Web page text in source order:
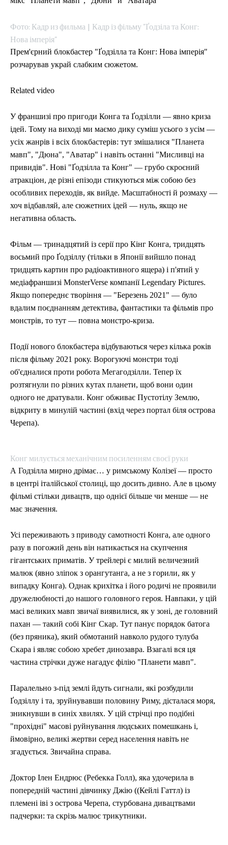
ЕКОНОМІКА СПОРТ ТЕХНОЛОГІЇ
ЕКОНОМІКА СПОРТ ТЕХНОЛОГІЇ
СВІТ ЕКОНОМІКА
СВІТ ЕКОНОМІКА
Фото: Кадр из фильма | Кадр із фільму "Ґодзіла та Конг:
Нова імперія"
Прем'єрний блокбастер "Ґодзілла та Конг: Нова імперія"
розчарував украй слабким сюжетом.
Related video
У франшизі про пригоди Конга та Ґодзілли — явно криза
ідей. Тому на виході ми маємо дику суміш усього з усім —
усіх жанрів і всіх блокбастерів: тут змішалися "Планета
мавп", "Дюна", "Аватар" і навіть останні "Мисливці на
привидів". Нові "Ґодзілла та Конг" — грубо скроєний
атракціон, де різні епізоди стикуються між собою без
особливих переходів, як вийде. Масштабності й розмаху —
хоч відбавляй, але сюжетних ідей — нуль, якщо не
негативна область.
Фільм — тринадцятий із серії про Кінг Конга, тридцять
восьмий про Ґодзіллу (тільки в Японії вийшло понад
тридцять картин про радіоактивного ящера) і п'ятий у
медіафраншизі MonsterVerse компанії Legendary Pictures.
Якщо попереднє творіння — "Березень 2021" — було
вдалим поєднанням детектива, фантастики та фільмів про
монстрів, то тут — повна монстро-криза.
Події нового блокбастера відбуваються через кілька років
після фільму 2021 року. Ворогуючі монстри тоді
об'єдналися проти робота Мегагодзілли. Тепер їх
розтягнули по різних кутах планети, щоб вони один
одного не дратували. Конг обживає Пустотілу Землю,
відкриту в минулій частині (вхід через портал біля острова
Черепа).
Конг милується механічним посиленням своєї руки
А Годзілла мирно дрімає… у римському Колізеї — просто
в центрі італійської столиці, що досить дивно. Але в цьому
фільмі стільки дивацтв, що однієї більше чи менше — не
має значення.
Усі переживають з приводу самотності Конга, але одного
разу в погожий день він натикається на скупчення
гігантських приматів. У трейлері є милий величезний
малюк (явно зліпок з орангутанга, а не з горили, як у
випадку Конга). Однак крихітка і його родичі не проявили
дружелюбності до нашого головного героя. Навпаки, у цій
масі великих мавп звичаї виявилися, як у зоні, де головний
пахан — такий собі Кінг Скар. Тут панує порядок батога
(без пряника), який обмотаний навколо рудого тулуба
Скара і являє собою хребет динозавра. Взагалі вся ця
частина стрічки дуже нагадує філію "Планети мавп".
Паралельно з-під землі йдуть сигнали, які розбудили
Ґодзіллу і та, зруйнувавши половину Риму, дісталася моря,
зникнувши в синіх хвилях. У цій стрічці про подібні
"прохідні" масові руйнування людських помешкань і,
ймовірно, великі жертви серед населення навіть не
згадується. Звичайна справа.
Доктор Ілен Ендрюс (Ребекка Голл), яка удочерила в
попередній частині дівчинку Джію ((Кейлі Гаттл) із
племені іві з острова Черепа, стурбована дивацтвами
падчерки: та скрізь малює трикутники.